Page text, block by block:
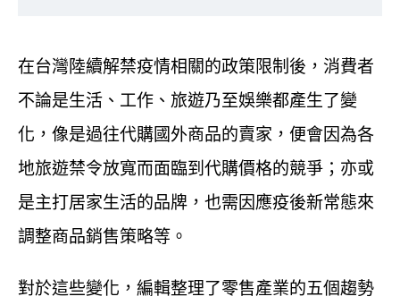
在台灣陸續解禁疫情相關的政策限制後，消費者
不論是生活、工作、旅遊乃至娛樂都產生了變
化，像是過往代購國外商品的賣家，便會因為各
地旅遊禁令放寬而面臨到代購價格的競爭；亦或
是主打居家生活的品牌，也需因應疫後新常態來
調整商品銷售策略等。
對於這些變化，編輯整理了零售產業的五個趨勢